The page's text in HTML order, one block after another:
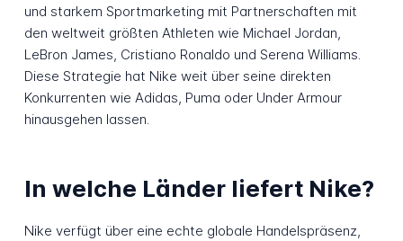
und starkem Sportmarketing mit Partnerschaften mit
den weltweit größten Athleten wie Michael Jordan,
LeBron James, Cristiano Ronaldo und Serena Williams.
Diese Strategie hat Nike weit über seine direkten
Konkurrenten wie Adidas, Puma oder Under Armour
hinausgehen lassen.
In welche Länder liefert Nike?
Nike verfügt über eine echte globale Handelspräsenz,